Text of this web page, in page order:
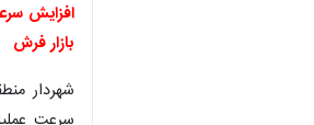
افزایش
بازار فرش
شهردار